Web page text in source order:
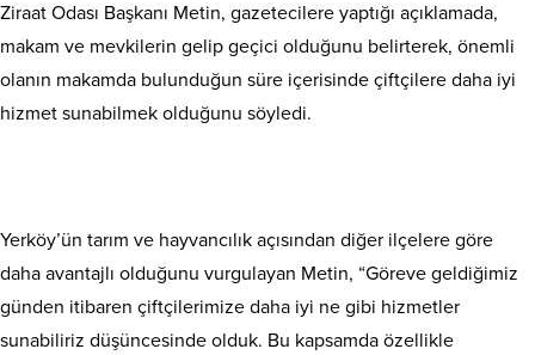
Ziraat Odası Başkanı Metin, gazetecilere yaptığı açıklamada,
makam ve mevkilerin gelip geçici olduğunu belirterek, önemli
olanın makamda bulunduğun süre içerisinde çiftçilere daha iyi
hizmet sunabilmek olduğunu söyledi.
Yerköy’ün tarım ve hayvancılık açısından diğer ilçelere göre
daha avantajlı olduğunu vurgulayan Metin, “Göreve geldiğimiz
günden itibaren çiftçilerimize daha iyi ne gibi hizmetler
sunabiliriz düşüncesinde olduk. Bu kapsamda özellikle